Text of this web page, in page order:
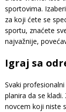
sportovima.
za koji ćete se
sportu, znaćete
najvažnije,
Igraj sa
Svaki
planira da se
novcem koji niste